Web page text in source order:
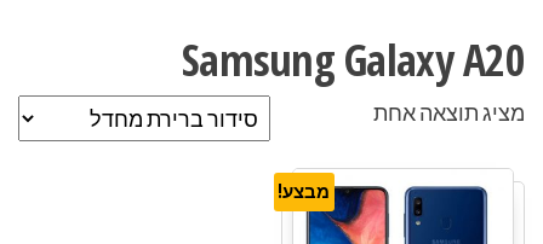
Samsung Galaxy A20
מציג תוצאה אחת
מבצע!